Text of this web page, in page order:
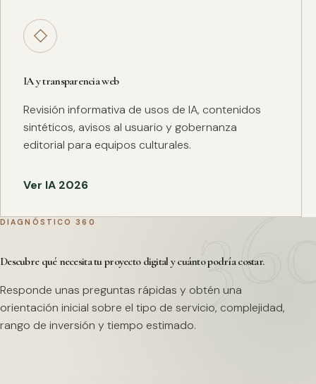
◇
IA y transparencia web
Revisión informativa de usos de IA, contenidos
sintéticos, avisos al usuario y gobernanza
editorial para equipos culturales.
Ver IA 2026
DIAGNÓSTICO 360
Descubre qué necesita tu proyecto digital y cuánto podría costar.
Responde unas preguntas rápidas y obtén una
orientación inicial sobre el tipo de servicio, complejidad,
rango de inversión y tiempo estimado.